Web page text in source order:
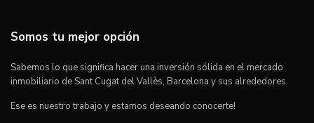
Somos tu mejor opción
Sabemos lo que significa hacer una inversión sólida en el mercado
inmobiliario de Sant Cugat del Vallès, Barcelona y sus alrededores.
Ese es nuestro trabajo y estamos deseando conocerte!